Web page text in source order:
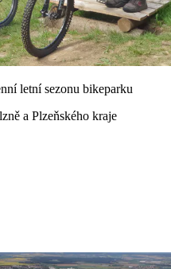
letní sezonu bikeparku
a Plzeňského kraje